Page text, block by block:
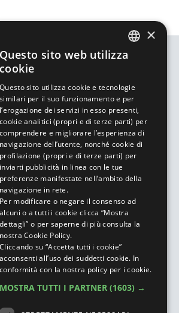
×
Questo sito web utilizza
cookie
Questo sito utilizza cookie e tecnologie
similari per il suo funzionamento e per
l’erogazione dei servizi in esso presenti,
cookie analitici (propri e di terze parti) per
comprendere e migliorare l’esperienza di
navigazione dell’utente, nonché cookie di
profilazione (propri e di terze parti) per
inviarti pubblicità in linea con le tue
preferenze manifestate nell’ambito della
navigazione in rete.
Per modificare o negare il consenso ad
alcuni o a tutti i cookie clicca “Mostra
dettagli” o per saperne di più consulta la
nostra Cookie Policy.
Cliccando su “Accetta tutti i cookie”
acconsenti all’uso dei suddetti cookie. In
conformità con la nostra policy per i cookie.
MOSTRA TUTTI I PARTNER (1603) →